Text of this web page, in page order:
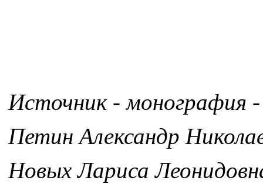
Источник - монография -
Петин Александр
Новых Лариса